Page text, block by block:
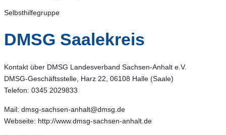
Selbsthilfegruppe
DMSG Saalekreis
Kontakt über DMSG Landesverband Sachsen-Anhalt e.V.
DMSG-Geschäftsstelle, Harz 22, 06108 Halle (Saale)
Telefon: 0345 2029833
Mail: dmsg-sachsen-anhalt@dmsg.de
Webseite: http://www.dmsg-sachsen-anhalt.de